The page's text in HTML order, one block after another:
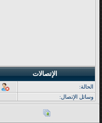
الإتصالات
الحالة:
وسائل الإتصال: